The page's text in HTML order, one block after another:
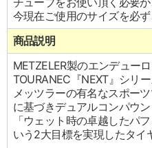
今現在ご使用のサイズを必ず
商品説明
METZELER製のエンデュー
TOURANEC『NEXT』シリー
メッツラーの有名なスポー
に基づきデュアルコンパウン
「ウェット時の卓越したパ
いう2大目標を実現したタイ